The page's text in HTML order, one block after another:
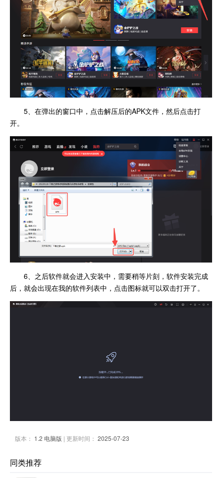
5、在弹出的窗口中，点击解压后的APK文件，然后点击打
开。
6、之后软件就会进入安装中，需要稍等片刻，软件安装完成
后，就会出现在我的软件列表中，点击图标就可以双击打开了。
版本： 1.2 电脑版 | 更新时间： 2025-07-23
同类推荐